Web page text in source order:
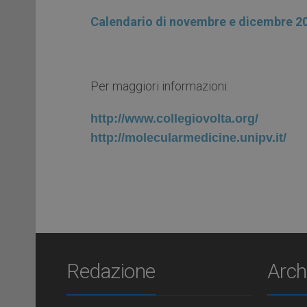
Calendario di novembre e dicembre
Per maggiori informazioni:
http://www.collegiovolta.org/
http://molecularmedicine.unipv.it/
Redazione